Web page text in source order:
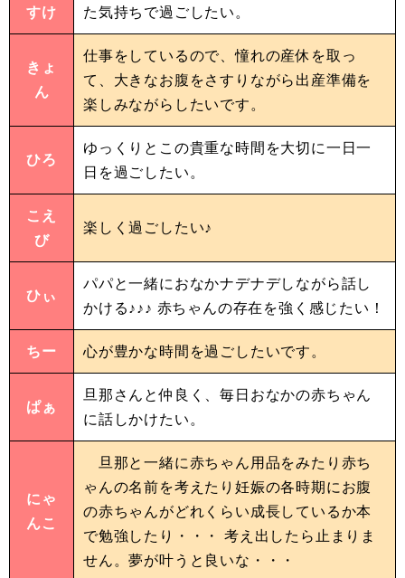
すけ
た気持ちで過ごしたい。
きょ
ん
仕事をしているので、憧れの産休を取っ
て、大きなお腹をさすりながら出産準備を
楽しみながらしたいです。
ひろ
ゆっくりとこの貴重な時間を大切に一日一
日を過ごしたい。
こえ
び
楽しく過ごしたい♪
ひぃ
パパと一緒におなかナデナデしながら話し
かける♪♪♪ 赤ちゃんの存在を強く感じたい！
ちー 心が豊かな時間を過ごしたいです。
ぱぁ
旦那さんと仲良く、毎日おなかの赤ちゃん
に話しかけたい。
にゃ
んこ
旦那と一緒に赤ちゃん用品をみたり赤ち
ゃんの名前を考えたり妊娠の各時期にお腹
の赤ちゃんがどれくらい成長しているか本
で勉強したり・・・ 考え出したら止まりま
せん。夢が叶うと良いな・・・